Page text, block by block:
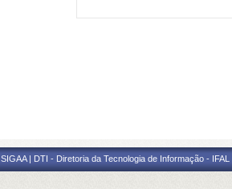
SIGAA | DTI - Diretoria da Tecnologia de Informação -